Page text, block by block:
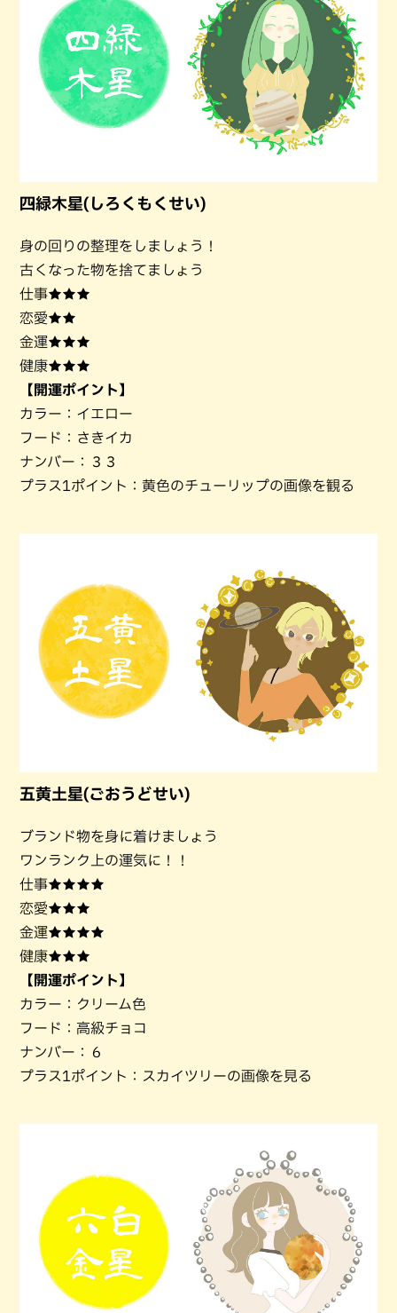
四緑木星(しろくもくせい)
身の回りの整理をしましょう！
古くなった物を捨てましょう
仕事★★★
恋愛★★
金運★★★
健康★★★
【開運ポイント】
カラー：イエロー
フード：さきイカ
ナンバー：３３
プラス1ポイント：黄色のチューリップの画像を観る
五黄土星(ごおうどせい)
ブランド物を身に着けましょう
ワンランク上の運気に！！
仕事★★★★
恋愛★★★
金運★★★★
健康★★★
【開運ポイント】
カラー：クリーム色
フード：高級チョコ
ナンバー：６
プラス1ポイント：スカイツリーの画像を見る